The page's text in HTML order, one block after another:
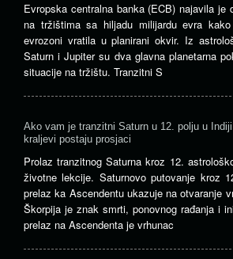
Evropska centralna banka (ECB) najavila je
na tržištima sa hiljadu milijardu evra
evrozoni vratila u planirani okvir. Iz
Saturn i Jupiter su dva glavna planetarna
situacije na tržištu. Tranzitni S
Ako vam je tranzitni Saturn u 12. polju u
kraljevi postaju prosjaci
Prolaz tranzitnog Saturna kroz 12.
životne lekcije. Saturnovo putovanje kroz
prelaz ka Ascendentu ukazuje na otvaranje
Škorpija je znak smrti, ponovnog rađanja i
prelaz na Ascendenta je vrhunac